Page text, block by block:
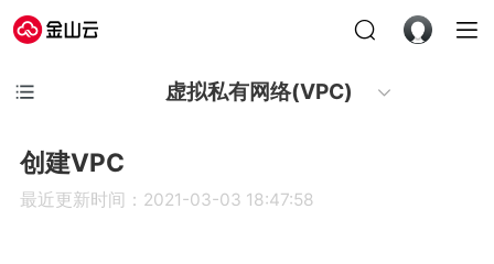
虚拟私有网络(VPC)
创建VPC
最近更新时间：2021-03-03 18:47:58